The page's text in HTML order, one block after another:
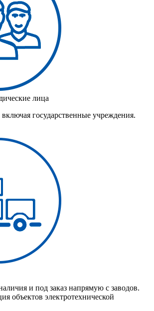
лица
государственные учреждения.
и под заказ напрямую с заводов.
объектов электротехнической